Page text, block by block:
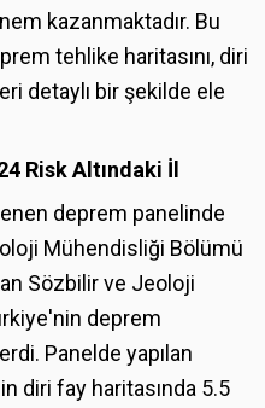
kazanmaktadır. Bu
tehlike haritasını, diri
detaylı bir şekilde ele
Risk Altındaki İl
deprem panelinde
Mühendisliği Bölümü
Sözbilir ve Jeoloji
deprem
Panelde yapılan
diri fay haritasında 5.5